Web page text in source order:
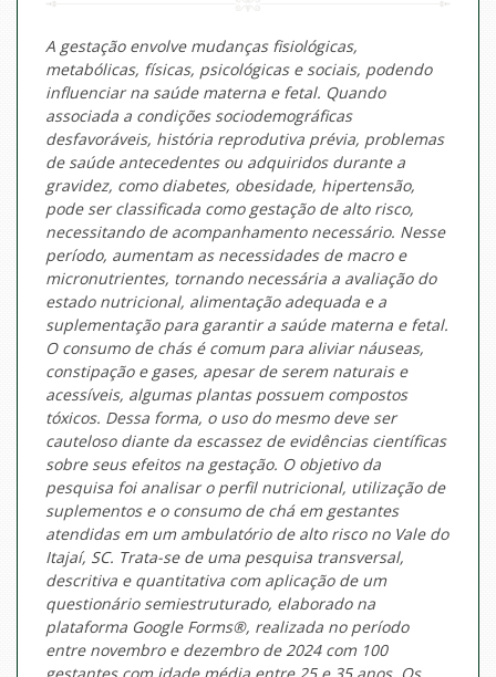
A gestação envolve mudanças fisiológicas,
metabólicas, físicas, psicológicas e sociais, podendo
influenciar na saúde materna e fetal. Quando
associada a condições sociodemográficas
desfavoráveis, história reprodutiva prévia, problemas
de saúde antecedentes ou adquiridos durante a
gravidez, como diabetes, obesidade, hipertensão,
pode ser classificada como gestação de alto risco,
necessitando de acompanhamento necessário. Nesse
período, aumentam as necessidades de macro e
micronutrientes, tornando necessária a avaliação do
estado nutricional, alimentação adequada e a
suplementação para garantir a saúde materna e fetal.
O consumo de chás é comum para aliviar náuseas,
constipação e gases, apesar de serem naturais e
acessíveis, algumas plantas possuem compostos
tóxicos. Dessa forma, o uso do mesmo deve ser
cauteloso diante da escassez de evidências científicas
sobre seus efeitos na gestação. O objetivo da
pesquisa foi analisar o perfil nutricional, utilização de
suplementos e o consumo de chá em gestantes
atendidas em um ambulatório de alto risco no Vale do
Itajaí, SC. Trata-se de uma pesquisa transversal,
descritiva e quantitativa com aplicação de um
questionário semiestruturado, elaborado na
plataforma Google Forms®, realizada no período
entre novembro e dezembro de 2024 com 100